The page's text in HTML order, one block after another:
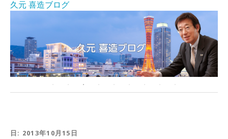
久元 喜造ブログ
日: 2013年10月15日